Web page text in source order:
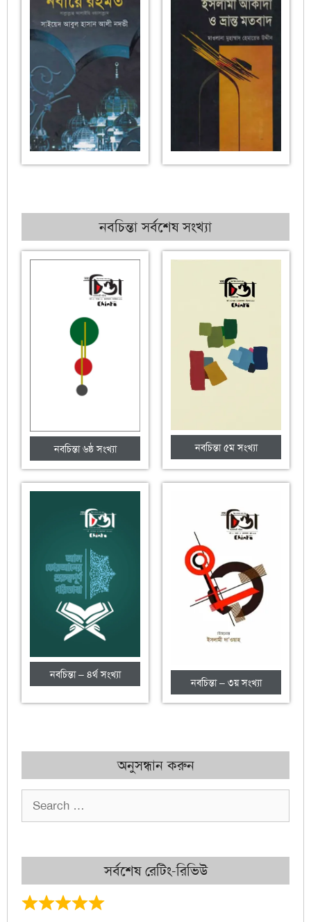
নবচিন্তা সর্বশেষ সংখ্যা
নবচিন্তা ৬ষ্ঠ সংখ্যা নবচিন্তা ৫ম সংখ্যা
নবচিন্তা – ৪র্থ সংখ্যা
নবচিন্তা – ৩য় সংখ্যা
অনুসন্ধান করুন
সর্বশেষ রেটিং-রিভিউ